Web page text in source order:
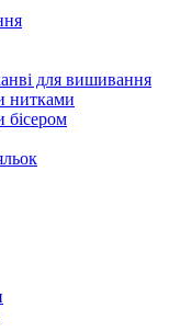
для вишивання
нитками